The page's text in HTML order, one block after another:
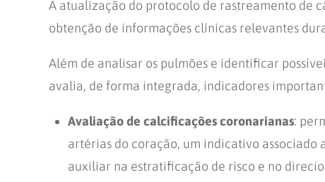
A atualização do protocolo de rastreamento de
obtenção de informações clínicas relevantes
Além de analisar os pulmões e identificar
avalia, de forma integrada, indicadores
Avaliação de calcificações coronarianas:
artérias do coração, um indicativo associado
auxiliar na estratificação de risco e no